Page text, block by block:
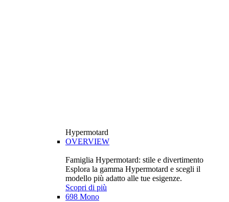
Hypermotard
OVERVIEW
Famiglia Hypermotard: stile e divertimento
Esplora la gamma Hypermotard e scegli il
modello più adatto alle tue esigenze.
Scopri di più
698 Mono